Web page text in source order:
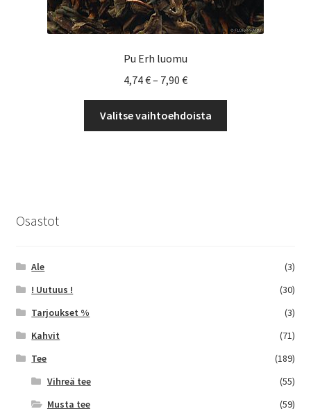
Pu Erh luomu
4,74€– 7,90 €Hintaluokka:
-
7,90 €
Valitse vaihtoehdoista
Osastot
Ale
(3)
! Uutuus !
(30)
Tarjoukset %
(3)
Kahvit
(71)
Tee
(189)
Vihreä tee
(55)
Musta tee
(59)